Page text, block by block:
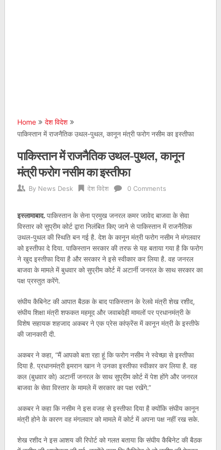
Home
देश विदेश
पाकिस्तान में राजनैतिक उथल-पुथल, कानून मंत्री फरोग नसीम का इस्तीफा
पाकिस्तान में राजनैतिक उथल-पुथल, कानून
मंत्री फरोग नसीम का इस्तीफा
By News Desk देश विदेश 0 Comments
इस्लामाबाद. पाकिस्तान के सेना प्रमुख जनरल कमर जावेद बाजवा के सेवा
विस्तार को सुप्रीम कोर्ट द्वारा निलंबित किए जाने से पाकिस्तान में राजनैतिक
उथल-पुथल की स्थिति बन गई है. देश के कानून मंत्री फरोग नसीम ने मंगलवार
को इस्तीफा दे दिया. पाकिस्तान सरकार की तरफ से यह बताया गया है कि फरोग
ने खुद इस्तीफा दिया है और सरकार ने इसे स्वीकार कर लिया है. वह जनरल
बाजवा के मामले में बुधवार को सुप्रीम कोर्ट में अटार्नी जनरल के साथ सरकार का
पक्ष प्रस्तुत करेंगे.
संघीय कैबिनेट की आपात बैठक के बाद पाकिस्तान के रेलवे मंत्री शेख रशीद,
संघीय शिक्षा मंत्री शफकत महमूद और जवाबदेही मामलों पर प्रधानमंत्री के
विशेष सहायक शहजाद अकबर ने एक प्रेस कांफ्रेंस में कानून मंत्री के इस्तीफे
की जानकारी दी.
अकबर ने कहा, “मैं आपको बता रहा हूं कि फरोग नसीम ने स्वेच्छा से इस्तीफा
दिया है. प्रधानमंत्री इमरान खान ने उनका इस्तीफा स्वीकार कर लिया है. वह
कल (बुधवार को) अटार्नी जनरल के साथ सुप्रीम कोर्ट में पेश होंगे और जनरल
बाजवा के सेवा विस्तार के मामले में सरकार का पक्ष रखेंगे.”
अकबर ने कहा कि नसीम ने इस वजह से इस्तीफा दिया है क्योंकि संघीय कानून
मंत्री होने के कारण वह मंगलवार को मामले में कोर्ट में अपना पक्ष नहीं रख सके.
शेख रशीद ने इस आशय की रिपोर्ट को गलत बताया कि संघीय कैबिनेट की बैठक